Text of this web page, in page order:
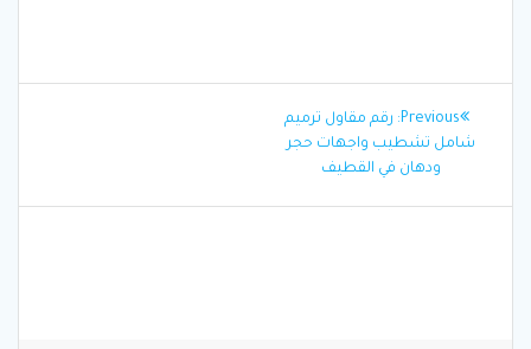
تصفّح
المقالات
Previous:
Previous
post:
رقم مقاول ترميم
شامل تشطيب واجهات حجر
ودهان في القطيف